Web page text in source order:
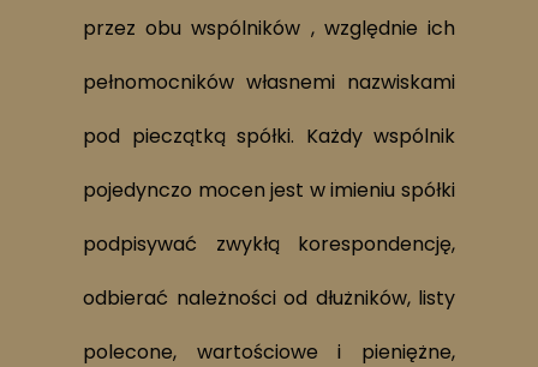
przez obu wspólników , względnie ich
pełnomocników własnemi nazwiskami
pod pieczątką spółki. Każdy wspólnik
pojedynczo mocen jest w imieniu spółki
podpisywać zwykłą korespondencję,
odbierać należności od dłużników, listy
polecone, wartościowe i pieniężne,